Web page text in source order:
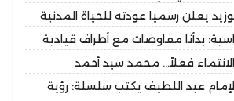
نهر النيل
يعلن رسميا عودته للحياة المدنية
بدأنا مفاوضات مع أطراف قيادية
فعلاً… محمد سيد أحمد
قرى الدبة
عبد اللطيف يكتب سلسلة: رؤية